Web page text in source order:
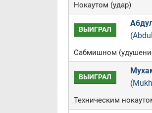
Нокаутом (удар)
ВЫИГРАЛ
Сабмишном
ВЫИГРАЛ
Техническим